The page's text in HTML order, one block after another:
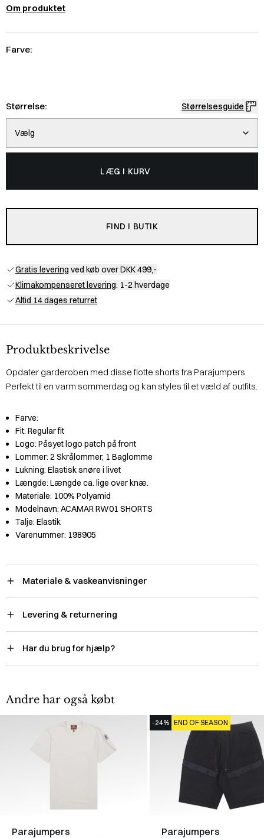
Om produktet
Farve:
Størrelse: Størrelsesguide
Vælg
LÆG I KURV
FIND I BUTIK
Gratis levering ved køb over DKK 499,-
Klimakompenseret levering: 1-2 hverdage
Altid 14 dages returret
Produktbeskrivelse
Opdater garderoben med disse flotte shorts fra Parajumpers.
Perfekt til en varm sommerdag og kan styles til et væld af outfits.
Farve:
Fit: Regular fit
Logo: Påsyet logo patch på front
Lommer: 2 Skrålommer, 1 Baglomme
Lukning: Elastisk snøre i livet
Længde: Længde ca. lige over knæ.
Materiale: 100% Polyamid
Modelnavn: ACAMAR RW01 SHORTS
Talje: Elastik
Varenummer: 198905
Materiale & vaskeanvisninger
Levering & returnering
Har du brug for hjælp?
Andre har også købt
Parajumpers
-24% END OF SEASON
Parajumpers